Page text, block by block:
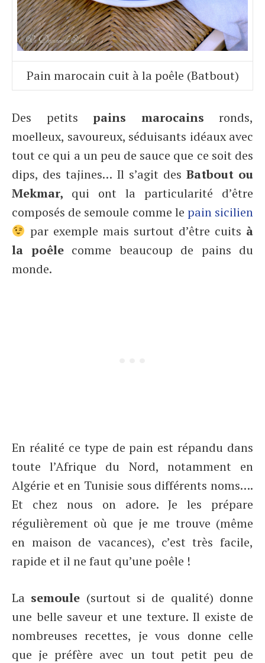
Pain marocain cuit à la poêle (Batbout)
Des petits pains marocains ronds,
moelleux, savoureux, séduisants idéaux avec
tout ce qui a un peu de sauce que ce soit des
dips, des tajines… Il s’agit des Batbout ou
Mekmar, qui ont la particularité d’être
composés de semoule comme le pain sicilien
par exemple mais surtout d’être cuits à
la poêlecomme beaucoup de pains du
monde.
En réalité ce type de pain est répandu dans
toute l’Afrique du Nord, notamment en
Algérie et en Tunisie sous différents noms….
Et chez nous on adore. Je les prépare
régulièrement où que je me trouve (même
en maison de vacances), c’est très facile,
rapide et il ne faut qu’une poêle !
La semoule (surtout si de qualité) donne
une belle saveur et une texture. Il existe de
nombreuses recettes, je vous donne celle
que je préfère avec un tout petit peu de